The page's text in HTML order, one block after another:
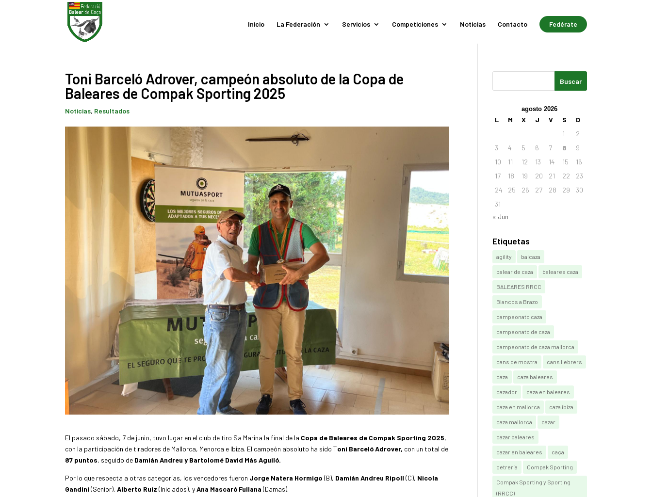
Inicio La Federación Servicios Competiciones Noticias Contacto Fedérate
Toni Barceló Adrover, campeón absoluto de la Copa de
Baleares de Compak Sporting 2025
Noticias, Resultados
El pasado sábado, 7 de junio, tuvo lugar en el club de tiro Sa Marina la final de la Copa de Baleares de Compak Sporting 2025,
con la participación de tiradores de Mallorca, Menorca e Ibiza. El campeón absoluto ha sido Toni Barceló Adrover, con un total de
87 puntos, seguido de Damián Andreu y Bartolomé David Más Aguiló.
Por lo que respecta a otras categorías, los vencedores fueron Jorge Natera Hormigo (B), Damián Andreu Ripoll (C), Nicola
Gandini(Senior),Alberto Ruiz (Iniciados), yAna Mascaró Fullana (Damas).
agosto 2026
L M X J V S
D
1
2
3
4 5 6 7 8
9
10
11 12 13 14 15
16
17
18 19 20 21 22
23
24
25 26 27 28 29
30
31
« Jun
Etiquetas
agility balcaza
balear de caza baleares caza
BALEARES RRCC
Blancos a Brazo
campeonato caza
campeonato de caza
campeonato de caza mallorca
cans de mostra cans llebrers
caza caza baleares
cazador caza en baleares
caza en mallorca caza ibiza
caza mallorca cazar
cazar baleares
cazar en baleares caça
cetrería Compak Sporting
Compak Sporting y Sporting
(RRCC)